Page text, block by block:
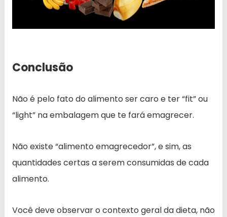
Conclusão
Não é pelo fato do alimento ser caro e ter “fit” ou
“light” na embalagem que te fará emagrecer.
Não existe “alimento emagrecedor”, e sim, as
quantidades certas a serem consumidas de cada
alimento.
Você deve observar o contexto geral da dieta, não